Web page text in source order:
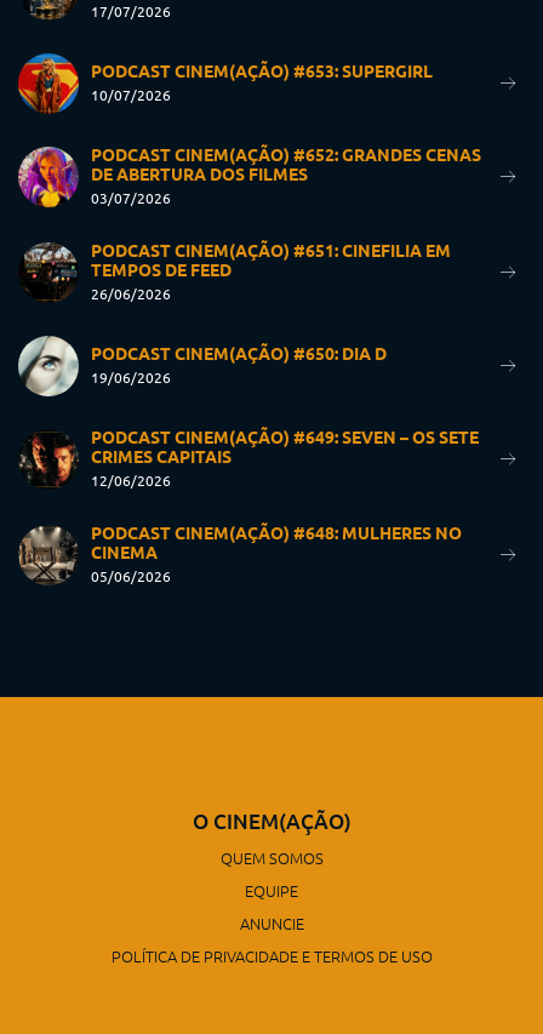
17/07/2026
PODCAST CINEM(AÇÃO) #653: SUPERGIRL
10/07/2026
PODCAST CINEM(AÇÃO) #652: GRANDES CENAS
DE ABERTURA DOS FILMES
03/07/2026
PODCAST CINEM(AÇÃO) #651: CINEFILIA EM
TEMPOS DE FEED
26/06/2026
PODCAST CINEM(AÇÃO) #650: DIA D
19/06/2026
PODCAST CINEM(AÇÃO) #649: SEVEN – OS SETE
CRIMES CAPITAIS
12/06/2026
PODCAST CINEM(AÇÃO) #648: MULHERES NO
CINEMA
05/06/2026
O CINEM(AÇÃO)
QUEM SOMOS
EQUIPE
ANUNCIE
POLÍTICA DE PRIVACIDADE E TERMOS DE USO